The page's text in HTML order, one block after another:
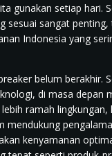
gunakan setiap hari.
sesuai sangat
Indonesia yang
belum berakhir.
di masa depan
ramah
mendukung
kenyamanan